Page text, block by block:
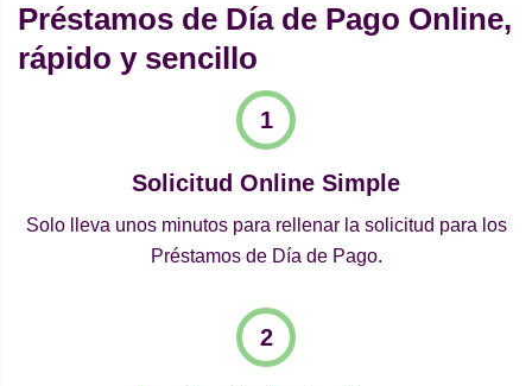
Préstamos de Día de Pago Online,
rápido y sencillo
Solicitud Online Simple
Solo lleva unos minutos para rellenar la solicitud para los
Préstamos de Día de Pago.